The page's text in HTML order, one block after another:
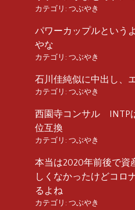
カテゴリ: つぶやき
パワーカップルという
やな
カテゴリ: つぶやき
石川佳純似に中出し、
カテゴリ: つぶやき
西園寺コンサル INTP
位互換
カテゴリ: つぶやき
本当は2020年前後で資
しくなかったけどコロ
るよね
カテゴリ: つぶやき